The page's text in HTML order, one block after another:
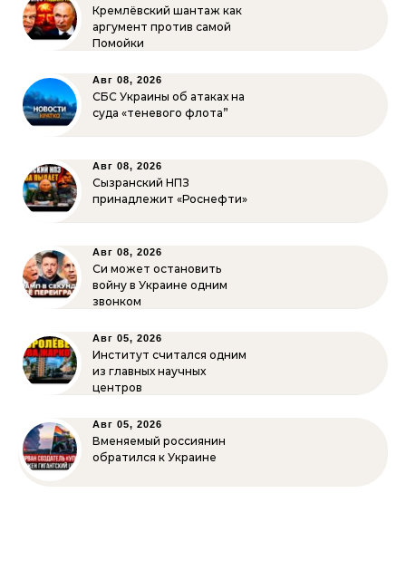
Кремлёвский шантаж как
аргумент против самой
Помойки
Авг 08, 2026
СБС Украины об атаках на
суда «теневого флота”
Авг 08, 2026
Сызранский НПЗ
принадлежит «Роснефти»
Авг 08, 2026
Си может остановить
войну в Украине одним
звонком
Авг 05, 2026
Институт считался одним
из главных научных
центров
Авг 05, 2026
Вменяемый россиянин
обратился к Украине